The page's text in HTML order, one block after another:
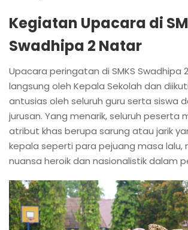
Kegiatan Upacara di
Swadhipa 2 Natar
Upacara peringatan di SMKS Swadhipa
langsung oleh Kepala Sekolah dan
antusias oleh seluruh guru serta siswa
jurusan. Yang menarik, seluruh peserta
atribut khas berupa sarung atau jarik
kepala seperti para pejuang masa lalu,
nuansa heroik dan nasionalistik dalam